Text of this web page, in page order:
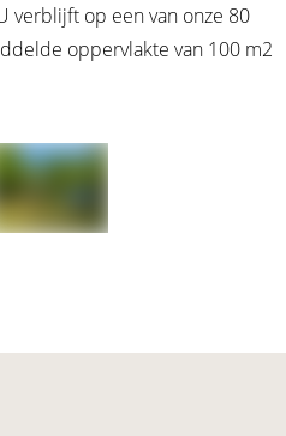
verblijft op een van onze 80
oppervlakte van 100 m2